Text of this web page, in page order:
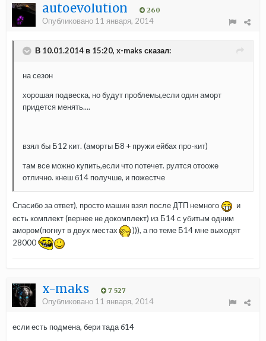
autoevolution 260
Опубликовано 11 января, 2014
В 10.01.2014 в 15:20, x-maks сказал:
на сезон
хорошая подвеска, но будут проблемы,если один аморт
придется менять....
взял бы Б12 кит. (аморты Б8 + пружи ейбах про-кит)
там все можно купить,если что потечет. рултся отооже
отлично. кнеш б14 получше, и пожестче
Спасибо за ответ), просто машин взял после ДТП немного
и
есть комплект (вернее не докомплект) из Б14 с убитым одним
амором(погнут в двух местах
))), а по теме Б14 мне выходят
28000
x-maks 7 527
Опубликовано 11 января, 2014
если есть подмена, бери тада б14